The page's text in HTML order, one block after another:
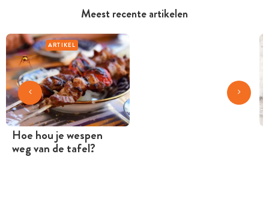
Meest recente artikelen
ARTIKEL
Hoe hou je wespen
weg van de tafel?